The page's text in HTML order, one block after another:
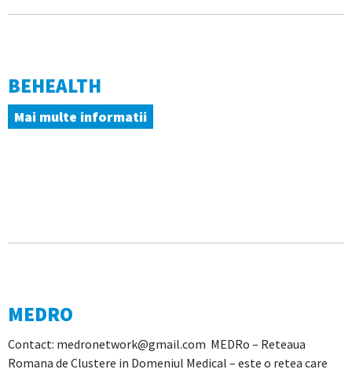
BEHEALTH
Mai multe informatii
MEDRO
Contact: medronetwork@gmail.com MEDRo – Reteaua
Romana de Clustere in Domeniul Medical – este o retea care